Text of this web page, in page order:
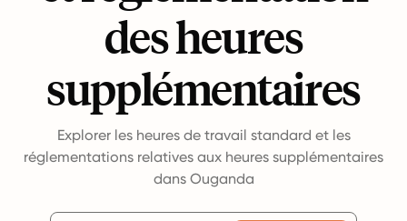
des heures
supplémentaires
Explorer les heures de travail standard et les
réglementations relatives aux heures supplémentaires
dans Ouganda